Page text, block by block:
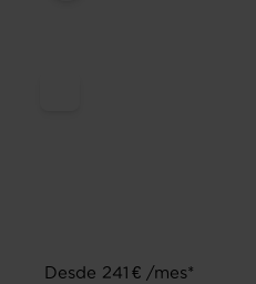
Desde 241 € /mes*